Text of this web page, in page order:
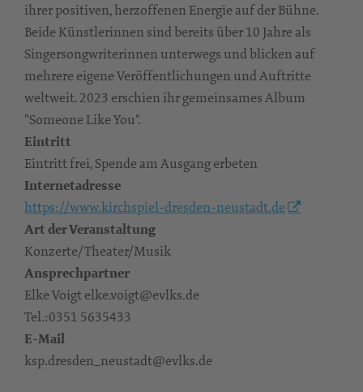
ihrer positiven, herzoffenen Energie auf der Bühne.
Beide Künstlerinnen sind bereits über 10 Jahre als
Singersongwriterinnen unterwegs und blicken auf
mehrere eigene Veröffentlichungen und Auftritte
weltweit. 2023 erschien ihr gemeinsames Album
"Someone Like You".
Eintritt
Eintritt frei, Spende am Ausgang erbeten
Internetadresse
https://www.kirchspiel-dresden-neustadt.de
Art der Veranstaltung
Konzerte/Theater/Musik
Ansprechpartner
Elke Voigt elke.voigt@evlks.de
Tel.:0351 5635433
E-Mail
ksp.dresden_neustadt@evlks.de